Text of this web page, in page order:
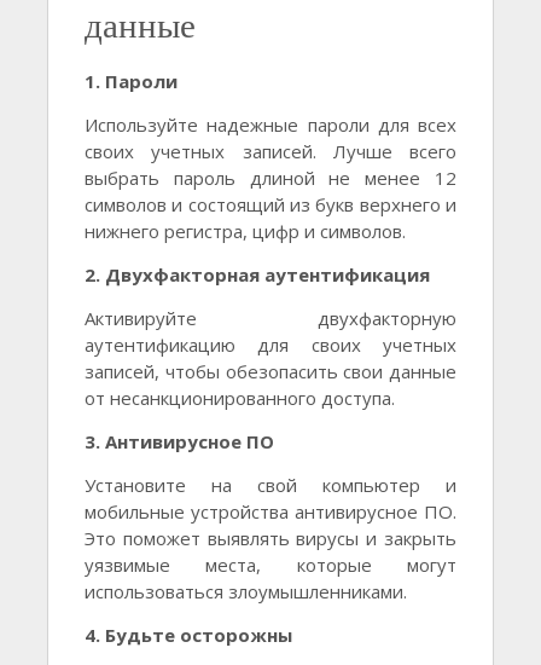
данные
1. Пароли
Используйте надежные пароли для всех
своих учетных записей. Лучше всего
выбрать пароль длиной не менее 12
символов и состоящий из букв верхнего и
нижнего регистра, цифр и символов.
2. Двухфакторная аутентификация
Активируйте двухфакторную
аутентификацию для своих учетных
записей, чтобы обезопасить свои данные
от несанкционированного доступа.
3. Антивирусное ПО
Установите на свой компьютер и
мобильные устройства антивирусное ПО.
Это поможет выявлять вирусы и закрыть
уязвимые места, которые могут
использоваться злоумышленниками.
4. Будьте осторожны